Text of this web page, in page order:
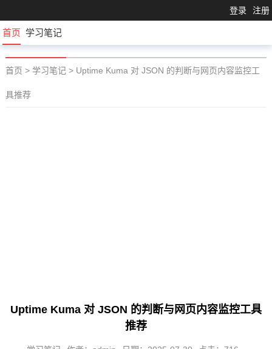
登录 注册
首页 学习笔记
首页 > 学习笔记 > Uptime Kuma 对 JSON 的判断与网页内容监控工
具推荐
Uptime Kuma 对 JSON 的判断与网页内容监控工具
推荐